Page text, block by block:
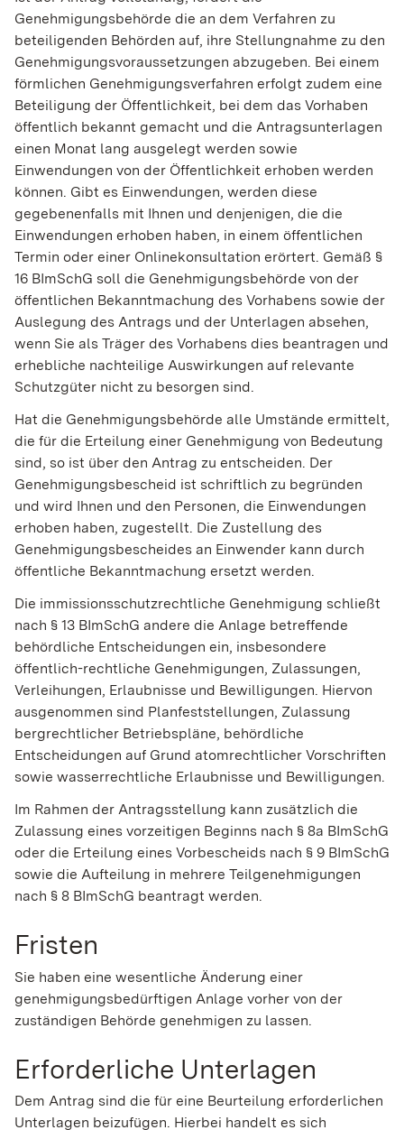
Genehmigungsbehörde die an dem Verfahren zu
beteiligenden Behörden auf, ihre Stellungnahme zu den
Genehmigungsvoraussetzungen abzugeben. Bei einem
förmlichen Genehmigungsverfahren erfolgt zudem eine
Beteiligung der Öffentlichkeit, bei dem das Vorhaben
öffentlich bekannt gemacht und die Antragsunterlagen
einen Monat lang ausgelegt werden sowie
Einwendungen von der Öffentlichkeit erhoben werden
können. Gibt es Einwendungen, werden diese
gegebenenfalls mit Ihnen und denjenigen, die die
Einwendungen erhoben haben, in einem öffentlichen
Termin oder einer Onlinekonsultation erörtert. Gemäß §
16 BImSchG soll die Genehmigungsbehörde von der
öffentlichen Bekanntmachung des Vorhabens sowie der
Auslegung des Antrags und der Unterlagen absehen,
wenn Sie als Träger des Vorhabens dies beantragen und
erhebliche nachteilige Auswirkungen auf relevante
Schutzgüter nicht zu besorgen sind.
Hat die Genehmigungsbehörde alle Umstände ermittelt,
die für die Erteilung einer Genehmigung von Bedeutung
sind, so ist über den Antrag zu entscheiden. Der
Genehmigungsbescheid ist schriftlich zu begründen
und wird Ihnen und den Personen, die Einwendungen
erhoben haben, zugestellt. Die Zustellung des
Genehmigungsbescheides an Einwender kann durch
öffentliche Bekanntmachung ersetzt werden.
Die immissionsschutzrechtliche Genehmigung schließt
nach § 13 BImSchG andere die Anlage betreffende
behördliche Entscheidungen ein, insbesondere
öffentlich-rechtliche Genehmigungen, Zulassungen,
Verleihungen, Erlaubnisse und Bewilligungen. Hiervon
ausgenommen sind Planfeststellungen, Zulassung
bergrechtlicher Betriebspläne, behördliche
Entscheidungen auf Grund atomrechtlicher Vorschriften
sowie wasserrechtliche Erlaubnisse und Bewilligungen.
Im Rahmen der Antragsstellung kann zusätzlich die
Zulassung eines vorzeitigen Beginns nach § 8a BImSchG
oder die Erteilung eines Vorbescheids nach § 9 BImSchG
sowie die Aufteilung in mehrere Teilgenehmigungen
nach § 8 BImSchG beantragt werden.
Fristen
Sie haben eine wesentliche Änderung einer
genehmigungsbedürftigen Anlage vorher von der
zuständigen Behörde genehmigen zu lassen.
Erforderliche Unterlagen
Dem Antrag sind die für eine Beurteilung erforderlichen
Unterlagen beizufügen. Hierbei handelt es sich